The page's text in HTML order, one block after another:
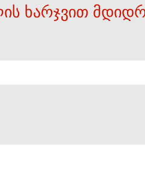
ხარჯვით